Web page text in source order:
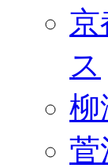
京
ス
柳
菅